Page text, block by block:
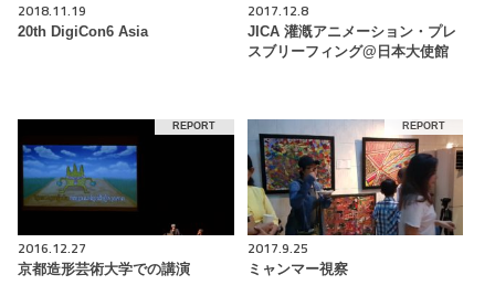
2018.11.19
20th DigiCon6 Asia
2017.12.8
JICA 灌漑アニメーション・プレ
スブリーフィング@日本大使館
REPORT
2016.12.27
京都造形芸術大学での講演
REPORT
2017.9.25
ミャンマー視察